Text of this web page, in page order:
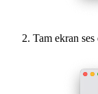
Tam ekran ses